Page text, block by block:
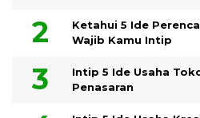
Ketahui 5 Ide
Wajib Kamu Intip
Intip 5 Ide Usaha
Penasaran